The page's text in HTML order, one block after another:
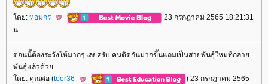
ดย: หอมกร
23 กรกฎาคม 2565 18:21:31
น.
ตอนนี้ต้องระวังให้มากๆ เลยครับ คนติดกันมากขึ้นแถมเป็นสายพันธุ์ใหม่ที่กลา
พันธุ์แล้วด้ว
ดย: คุณต่อ (toor36
) 23 กรกฎาคม 2565